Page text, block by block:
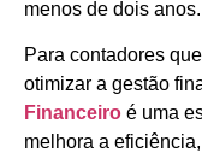
menos de dois anos.
Para contadores
otimizar a gestão
Financeiro é uma
melhora a